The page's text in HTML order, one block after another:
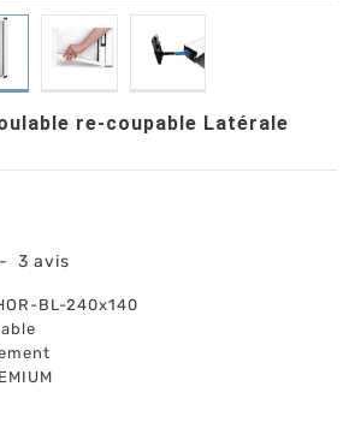
re-coupable Latérale
- 3 avis
BL-240x140